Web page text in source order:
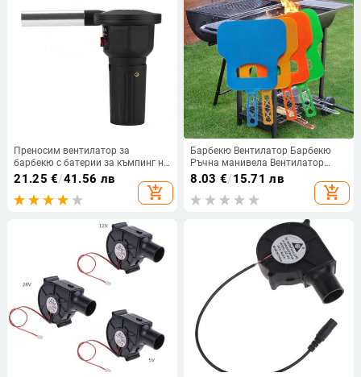
Преносим вентилатор за
барбекю с батерии за къмпинг на
открито, пикник, скара на
дървени въглища, аксесоари за
скара за барбекю
21.25 €/41.56 лв
add_shopping_cart
Барбекю Вентилатор Барбекю
Ръчна манивела Вентилатор
Инструмент Ръчна поддръжка на
горенето Готвене на открито
8.03 €/15.71 лв
add_shopping_cart